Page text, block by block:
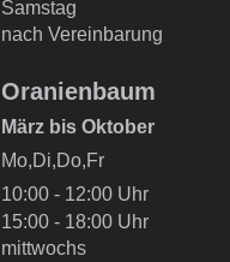
Samstag
nach Vereinbarung
Oranienbaum
März bis Oktober
Mo,Di,Do,Fr
10:00 - 12:00 Uhr
15:00 - 18:00 Uhr
mittwochs